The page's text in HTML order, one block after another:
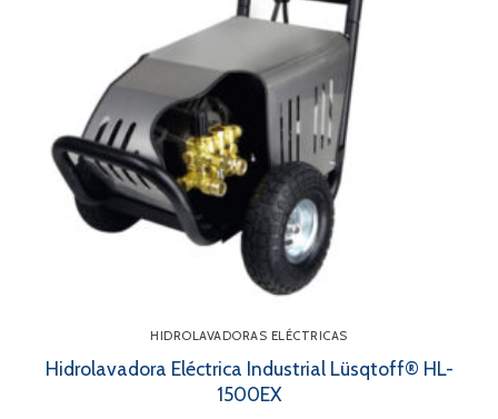
HIDROLAVADORAS ELÉCTRICAS
Hidrolavadora Eléctrica Industrial Lüsqtoff® HL-
1500EX